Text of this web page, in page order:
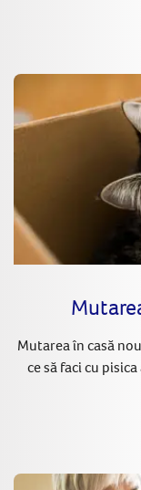
Mutarea în casă
ce să faci cu